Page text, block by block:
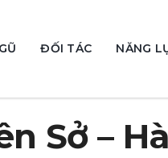
ĐỐI TÁC NĂNG
Sở – Hà